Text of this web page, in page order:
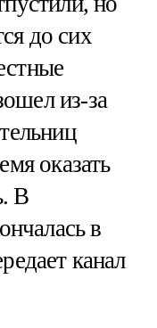
до сих
из-за
оказать
В
в
канал